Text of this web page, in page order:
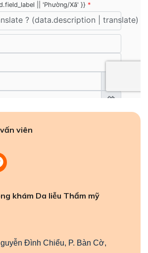
viên
khám Da liễu Thẩm mỹ
Đình Chiểu, P. Bàn Cờ,